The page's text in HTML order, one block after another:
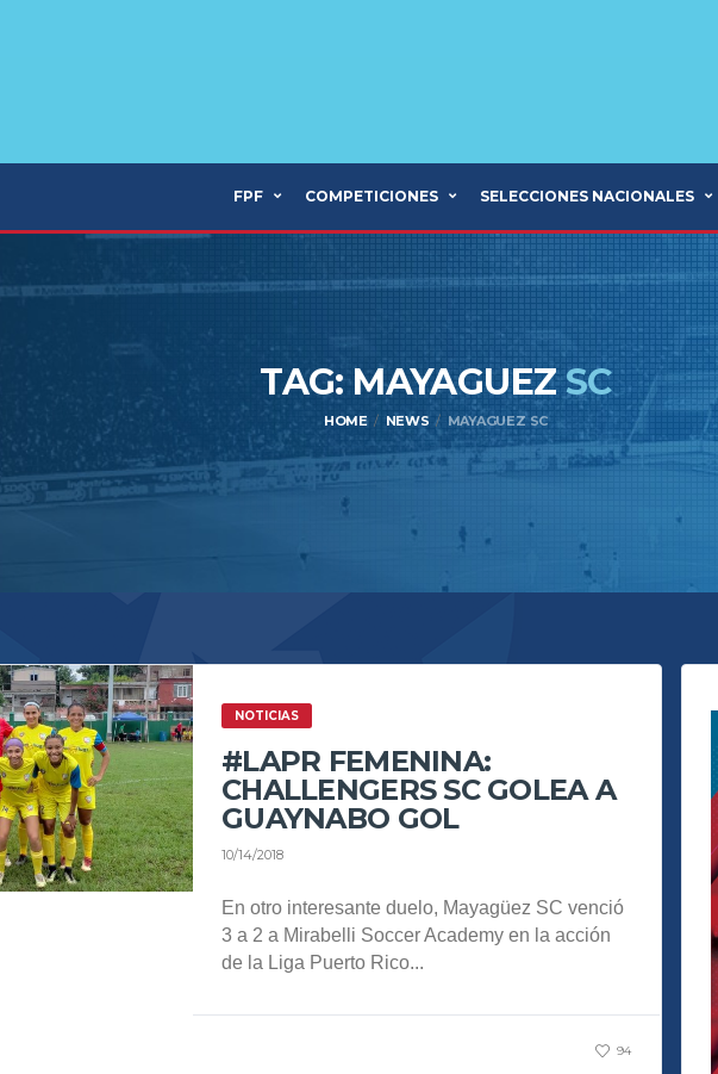
FPF COMPETICIONES SELECCIONES NACIONALES
TAG: MAYAGUEZSC
HOME NEWS MAYAGUEZ SC
NOTICIAS
#LAPR FEMENINA:
CHALLENGERS SC GOLEA A
GUAYNABO GOL
10/14/2018
En otro interesante duelo, Mayagüez SC venció
3 a 2 a Mirabelli Soccer Academy en la acción
de la Liga Puerto Rico...
94